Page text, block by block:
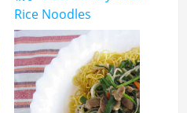
Rice Noodles